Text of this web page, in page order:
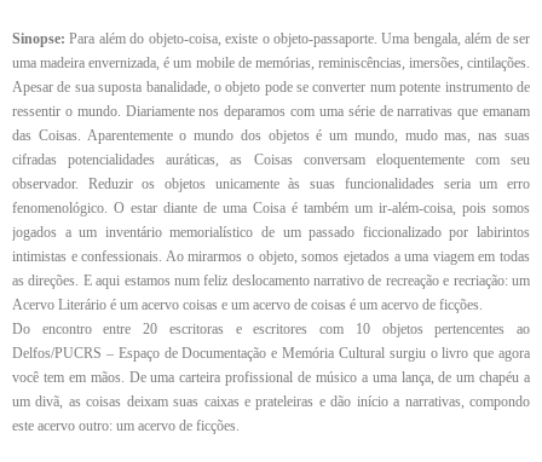
Sinopse: Para além do objeto-coisa, existe o objeto-passaporte. Uma bengala, além de ser
uma madeira envernizada, é um mobile de memórias, reminiscências, imersões, cintilações.
Apesar de sua suposta banalidade, o objeto pode se converter num potente instrumento de
ressentir o mundo. Diariamente nos deparamos com uma série de narrativas que emanam
das Coisas. Aparentemente o mundo dos objetos é um mundo, mudo mas, nas suas
cifradas potencialidades auráticas, as Coisas conversam eloquentemente com seu
observador. Reduzir os objetos unicamente às suas funcionalidades seria um erro
fenomenológico. O estar diante de uma Coisa é também um ir-além-coisa, pois somos
jogados a um inventário memorialístico de um passado ficcionalizado por labirintos
intimistas e confessionais. Ao mirarmos o objeto, somos ejetados a uma viagem em todas
as direções. E aqui estamos num feliz deslocamento narrativo de recreação e recriação: um
Acervo Literário é um acervo coisas e um acervo de coisas é um acervo de ficções.
Do encontro entre 20 escritoras e escritores com 10 objetos pertencentes ao
Delfos/PUCRS – Espaço de Documentação e Memória Cultural surgiu o livro que agora
você tem em mãos. De uma carteira profissional de músico a uma lança, de um chapéu a
um divã, as coisas deixam suas caixas e prateleiras e dão início a narrativas, compondo
este acervo outro: um acervo de ficções.